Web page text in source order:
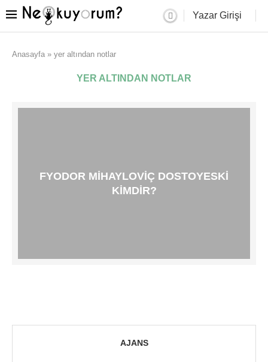
Yazar Girişi
Anasayfa » yer altından notlar
YER ALTINDAN NOTLAR
FYODOR MIHAYLOVIÇ DOSTOYESKI
KIMDIR?
AJANS